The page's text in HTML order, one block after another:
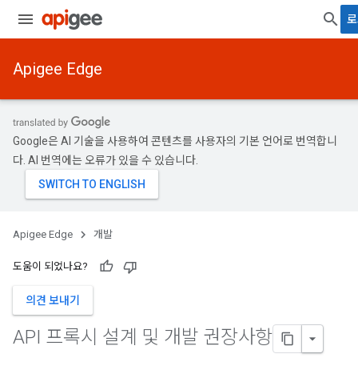
Apigee Edge
Google은 AI 기술을 사용하여 콘텐츠를 사용자의 기본 언어로 번역합니
다. AI 번역에는 오류가 있을 수 있습니다.
Apigee Edge 개발
도움이 되었나요?
의견 보내기
API 프록시 설계 및 개발 권장사항